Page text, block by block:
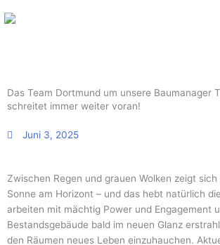
Inhalt
Das Team Dortmund um unsere Baumanager
schreitet immer weiter voran!
Juni 3, 2025
Zwischen Regen und grauen Wolken zeigt
Sonne am Horizont – und das hebt natürlich
arbeiten mit mächtig Power und Engagement
Bestandsgebäude bald im neuen Glanz
den Räumen neues Leben einzuhauchen.